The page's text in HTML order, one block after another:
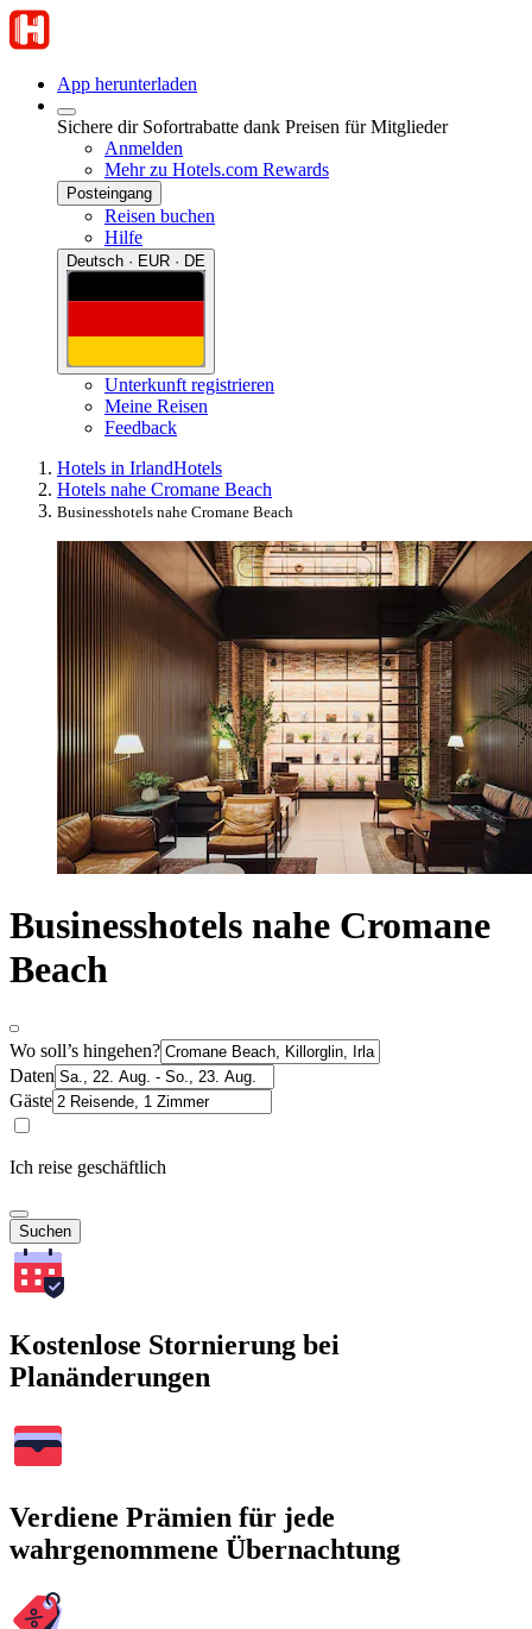
App herunterladen
Sichere dir Sofortrabatte dank Preisen für Mitglieder
Anmelden
Mehr zu Hotels.com Rewards
Posteingang
Reisen buchen
Hilfe
Deutsch · EUR · DE
Unterkunft registrieren
Meine Reisen
Feedback
Hotels in IrlandHotels
Hotels nahe Cromane Beach
Businesshotels nahe Cromane Beach
Businesshotels nahe Cromane
Beach
Wo soll’s hingehen?
Daten
Gäste
Ich reise geschäftlich
Suchen
Kostenlose Stornierung bei
Planänderungen
Verdiene Prämien für jede
wahrgenommene Übernachtung